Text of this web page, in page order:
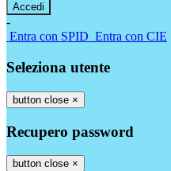
-
Entra con SPID Entra con CIE
Seleziona utente
button close ×
Recupero password
button close ×